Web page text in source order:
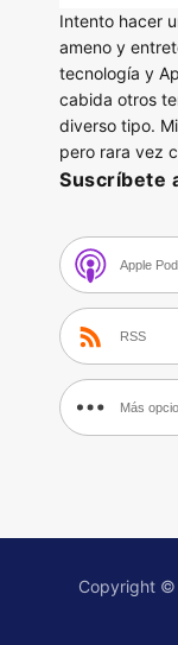
Intento hacer
ameno y
tecnología y
cabida otros
diverso tipo.
pero rara vez
Suscríbete
Apple
RSS
Más
Copyright ©